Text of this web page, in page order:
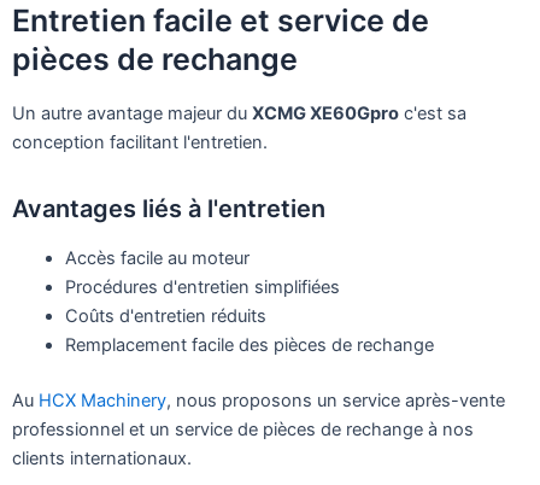
Entretien facile et service de
pièces de rechange
Un autre avantage majeur du XCMG XE60Gpro c'est sa
conception facilitant l'entretien.
Avantages liés à l'entretien
Accès facile au moteur
Procédures d'entretien simplifiées
Coûts d'entretien réduits
Remplacement facile des pièces de rechange
Au HCX Machinery, nous proposons un service après-vente
professionnel et un service de pièces de rechange à nos
clients internationaux.